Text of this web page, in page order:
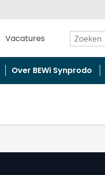
Vacatures
Over BEWi Synprodo